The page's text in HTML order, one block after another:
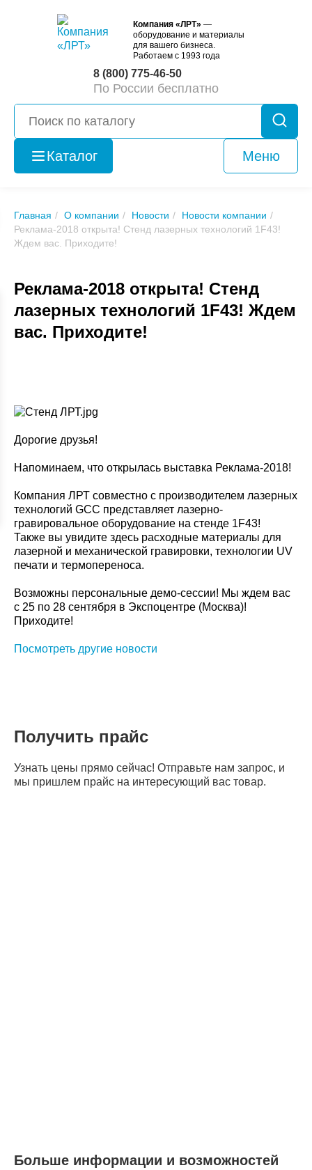
Компания «ЛРТ» —
оборудование и материалы
для вашего бизнеса.
Работаем с 1993 года
8 (800) 775-46-50
По России бесплатно
Каталог Меню
Оборудование
б/у
Главная О компании Новости
Новости компании
Реклама-2018 открыта! Стенд лазерных технологий 1F43!
Ждем вас. Приходите!
Реклама-2018 открыта! Стенд
лазерных технологий 1F43! Ждем
вас. Приходите!
Дорогие друзья!
Напоминаем, что открылась выставка Реклама-2018!
Компания ЛРТ совместно с производителем лазерных
технологий GCC представляет лазерно-
гравировальное оборудование на стенде 1F43!
Также вы увидите здесь расходные материалы для
лазерной и механической гравировки, технологии UV
печати и термопереноса.
Возможны персональные демо-сессии! Мы ждем вас
с 25 по 28 сентября в Экспоцентре (Москва)!
Приходите!
Посмотреть другие новости
Получить прайс
Узнать цены прямо сейчас! Отправьте нам запрос, и
мы пришлем прайс на интересующий вас товар.
Больше информации и возможностей